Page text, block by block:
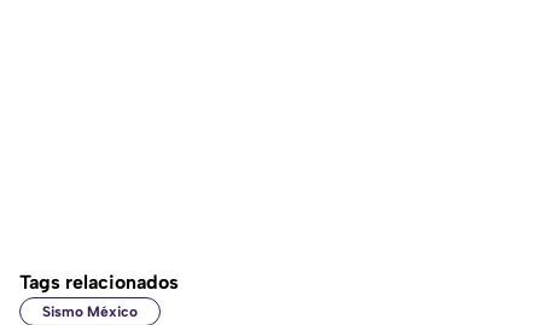
Tags relacionados
Sismo México